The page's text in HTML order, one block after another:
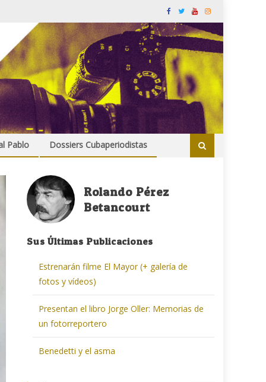
Pablo Dossiers Cubaperiodistas
Rolando Pérez
Betancourt
Sus Últimas Publicaciones
Estrenarán filme El Mayor (+ galería de
fotos y vídeos)
Presentan el libro Jorge Oller: Memorias de
un fotorreportero
Benedetti y el asma